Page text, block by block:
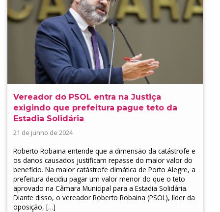
Vereador do PSOL entra na Justiça
exigindo que prefeitura pague teto da
Estadia Solidária
21 de junho de 2024
Roberto Robaina entende que a dimensão da catástrofe e
os danos causados justificam repasse do maior valor do
benefício. Na maior catástrofe climática de Porto Alegre, a
prefeitura decidiu pagar um valor menor do que o teto
aprovado na Câmara Municipal para a Estadia Solidária.
Diante disso, o vereador Roberto Robaina (PSOL), líder da
oposição, […]